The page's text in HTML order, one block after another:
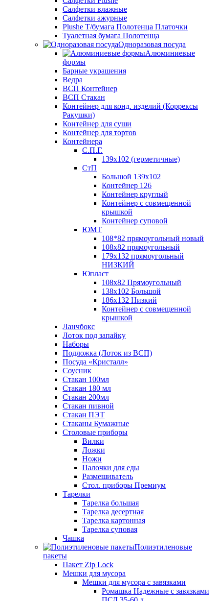
Салфетки влажные
Салфетки ажурные
Plushe Т/бумага Полотенца Платочки
Туалетная бумага Полотенца
Одноразовая посуда
Алюминиевые
формы
Барные украшения
Ведра
ВСП Контейнер
ВСП Стакан
Контейнер для конд. изделий (Коррексы
Ракушки)
Контейнер для суши
Контейнер для тортов
Контейнера
С.П.Г.
139х102 (герметичные)
СтП
Большой 139х102
Контейнер 126
Контейнер круглый
Контейнер с совмещенной
крышкой
Контейнер суповой
ЮМТ
108*82 прямоугольный новый
108х82 прямоугольный
179х132 прямоугольный
НИЗКИЙ
Юпласт
108х82 Прямоугольный
138х102 Большой
186х132 Низкий
Контейнер с совмещенной
крышкой
Ланчбокс
Лоток под запайку
Наборы
Подложка (Лоток из ВСП)
Посуда «Кристалл»
Соусник
Стакан 100мл
Стакан 180 мл
Стакан 200мл
Стакан пивной
Стакан ПЭТ
Стаканы Бумажные
Столовые приборы
Вилки
Ложки
Ножи
Палочки для еды
Размешиватель
Стол. приборы Премиум
Тарелки
Тарелка большая
Тарелка десертная
Тарелка картонная
Тарелка суповая
Чашка
Полиэтиленовые
пакеты
Пакет Zip Lock
Мешки для мусора
Мешки для мусора с завязками
Ромашка Надежные с завязками